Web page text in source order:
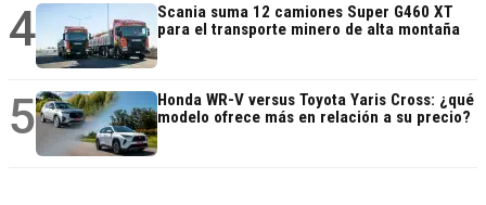
4
Scania suma 12 camiones Super G460 XT
para el transporte minero de alta montaña
5
Honda WR-V versus Toyota Yaris Cross: ¿qué
modelo ofrece más en relación a su precio?